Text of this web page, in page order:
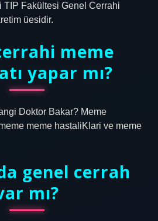
TIP Fakültesi Genel Cerrahi
üesidir.
meme
yapar mı?
Doktor Bakar? Meme
meme hastaliKlari ve meme
genel cerrah
mı?